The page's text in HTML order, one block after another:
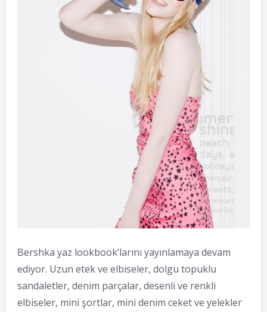
Bershka yaz lookbook’larını yayınlamaya devam
ediyor. Uzun etek ve elbiseler, dolgu topuklu
sandaletler, denim parçalar, desenli ve renkli
elbiseler, mini şortlar, mini denim ceket ve yelekler